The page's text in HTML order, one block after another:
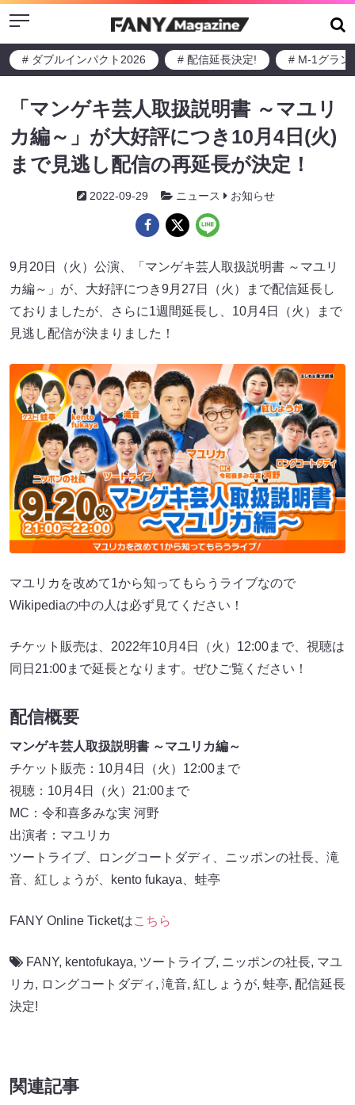
Menu
# ダブルインパクト2026 # 配信延長決定! # M-1グラン
「マンゲキ芸人取扱説明書 ～マユリ
カ編～」が大好評につき10月4日(火)
まで見逃し配信の再延長が決定！
2022-09-29 ニュース お知らせ
9月20日（火）公演、「マンゲキ芸人取扱説明書 ～マユリ
カ編～」が、大好評につき9月27日（火）まで配信延長し
ておりましたが、さらに1週間延長し、10月4日（火）まで
見逃し配信が決まりました！
マユリカを改めて1から知ってもらうライブなので
Wikipediaの中の人は必ず見てください！
チケット販売は、2022年10月4日（火）12:00まで、視聴は
同日21:00まで延長となります。ぜひご覧ください！
配信概要
マンゲキ芸人取扱説明書 ～マユリカ編～
チケット販売：10月4日（火）12:00まで
視聴：10月4日（火）21:00まで
MC：令和喜多みな実 河野
出演者：マユリカ
ツートライブ、ロングコートダディ、ニッポンの社長、滝
音、紅しょうが、kento fukaya、蛙亭
FANY Online Ticketはこちら
FANY, kentofukaya, ツートライブ, ニッポンの社長, マユ
リカ, ロングコートダディ , 滝音, 紅しょうが, 蛙亭, 配信延長
決定!
関連記事